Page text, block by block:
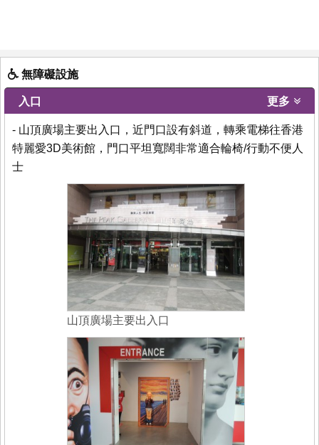
無障礙設施
入口 更多
- 山頂廣場主要出入口，近門口設有斜道，轉乘電梯往香港
特麗愛3D美術館，門口平坦寬闊非常適合輪椅/行動不便人
士
山頂廣場主要出入口